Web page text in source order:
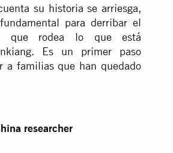
su historia se arriesga,
para derribar el
que rodea lo que está
Es un primer paso
a familias que han quedado
researcher